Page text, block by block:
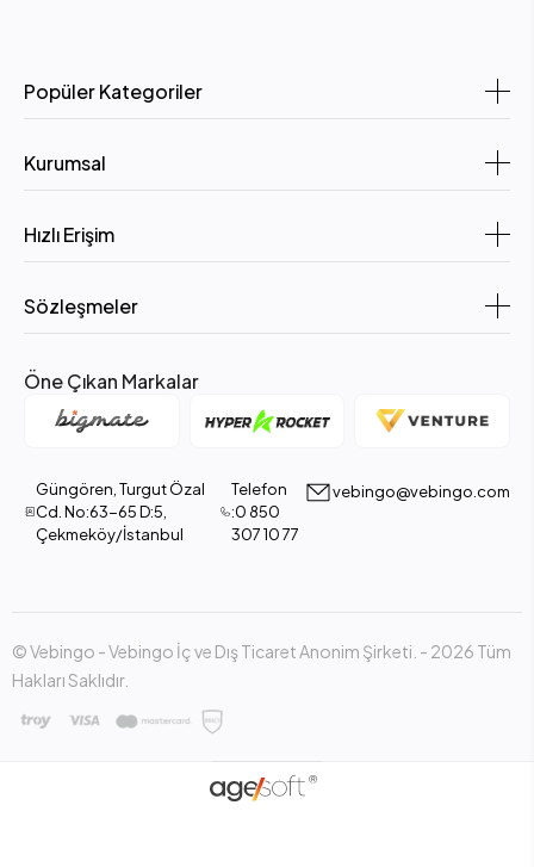
Popüler Kategoriler
Kurumsal
Hızlı Erişim
Sözleşmeler
Öne Çıkan Markalar
Güngören, Turgut Özal
Cd. No:63-65 D:5,
Çekmeköy/İstanbul
Telefon
:0 850
307 10 77
vebingo@vebingo.com
© Vebingo - Vebingo İç ve Dış Ticaret Anonim Şirketi. - 2026 Tüm
Hakları Saklıdır.